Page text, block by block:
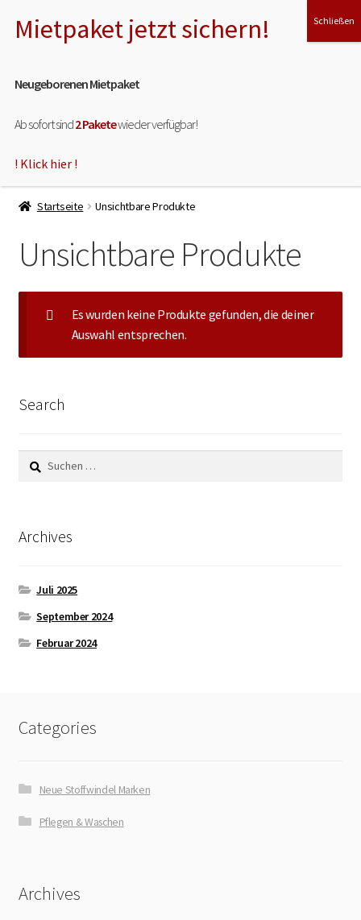
Zur
Zum
MEINE LEISTUNGEN
MIET- & TESTPAKET
Startseite Unsichtbare Produkte
Unsichtbare Produkte
Es wurden keine Produkte gefunden, die deiner
Auswahl entsprechen.
Search
Suchen
nach:
Archives
Juli 2025
September 2024
Februar 2024
Categories
Neue Stoffwindel Marken
Pflegen & Waschen
Archives
Neugeborenen Mietpaket
Ab sofort sind2 Paketewieder verfügbar!
! Klick hier !